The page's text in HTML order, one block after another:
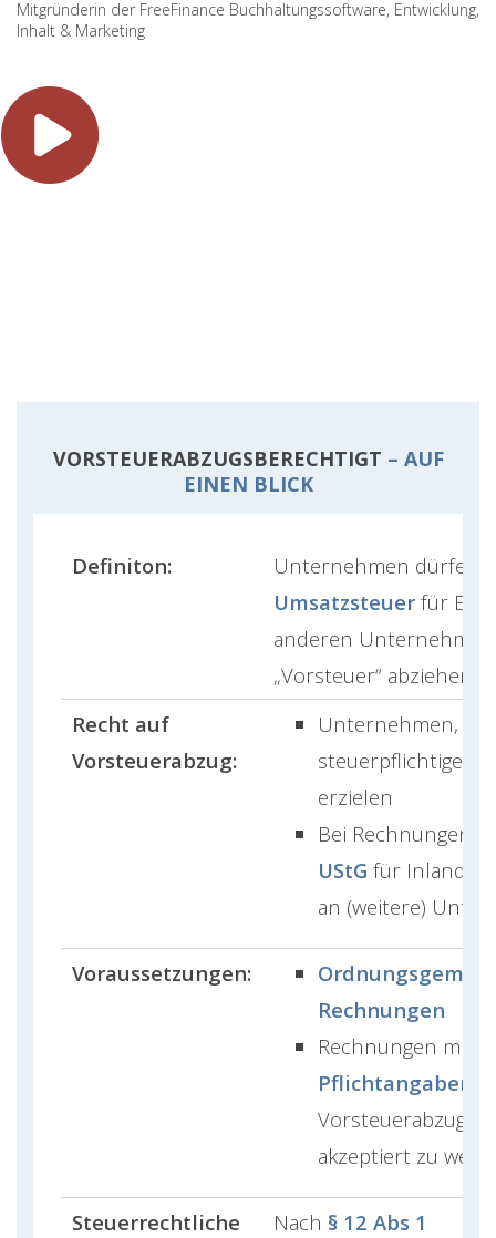
Mitgründerin der FreeFinance Buchhaltungssoftware, Entwicklung,
Inhalt & Marketing
VORSTEUERABZUGSBERECHTIGT – AUF
EINEN BLICK
Definiton:
Unternehmen dürfen
Umsatzsteuer für
anderen
„Vorsteuer“ abziehen.
Recht auf
Vorsteuerabzug:
Unternehmen, die
steuerpflichtige
erzielen
Bei Rechnungen
UStG für
an (weitere)
Voraussetzungen:
Rechnungen
Rechnungen mit
Pflichtangaben
akzeptiert zu
Steuerrechtliche
Nach § 12 Abs 1